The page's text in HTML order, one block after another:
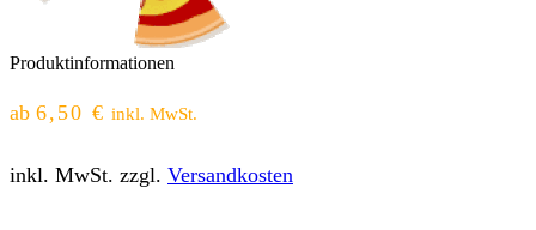
Produktinformationen
ab 6,50 € inkl. MwSt.
inkl. MwSt. zzgl. Versandkosten